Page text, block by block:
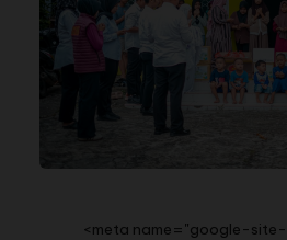
<meta name="google-